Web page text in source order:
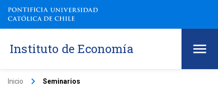
Instituto de Economía
Inicio keyboard_arrow_right Seminarios